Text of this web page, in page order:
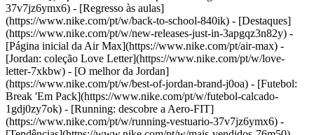
37v7jz6ymx6) - [Regresso às aulas]
(https://www.nike.com/pt/w/back-to-school-840ik) - [Destaques]
(https://www.nike.com/pt/w/new-releases-just-in-3apgqz3n82y) -
[Página inicial da Air Max](https://www.nike.com/pt/air-max) -
[Jordan: coleção Love Letter](https://www.nike.com/pt/w/love-
letter-7xkbw) - [O melhor da Jordan]
(https://www.nike.com/pt/w/best-of-jordan-brand-j0oa) - [Futebol:
Break 'Em Pack](https://www.nike.com/pt/w/futebol-calcado-
1gdj0zy7ok) - [Running: descobre a Aero-FIT]
(https://www.nike.com/pt/w/running-vestuario-37v7jz6ymx6) -